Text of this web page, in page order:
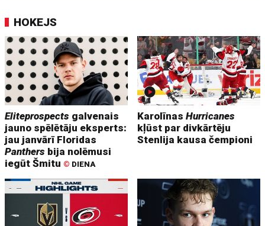
HOKEJS
Eliteprospects galvenais
jauno spēlētāju eksperts:
jau janvārī Floridas
Panthers bija nolēmusi
iegūt Šmitu © DIENA
KarolīnasHurricanes
kļūst par divkārtēju
Stenlija kausa čempioni